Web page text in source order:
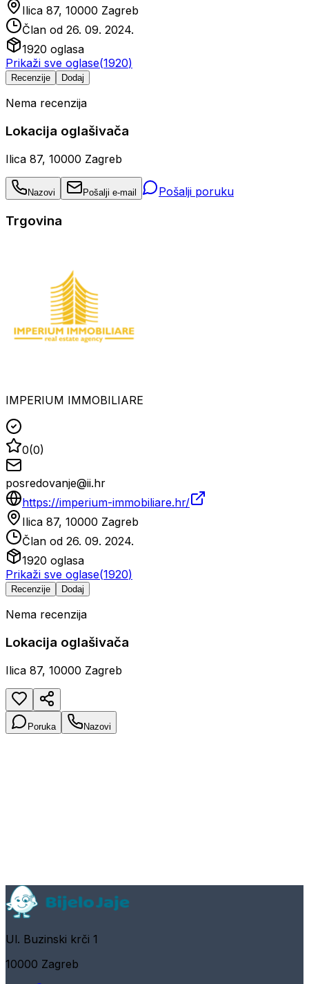
Ilica 87, 10000 Zagreb
Član od 26. 09. 2024.
1920 oglasa
Prikaži sve oglase(1920)
Recenzije Dodaj
Nema recenzija
Lokacija oglašivača
Ilica 87, 10000 Zagreb
Nazovi Pošalji e-mail Pošalji poruku
Trgovina
IMPERIUM IMMOBILIARE
0(0)
posredovanje@ii.hr
https://imperium-immobiliare.hr/
Ilica 87, 10000 Zagreb
Član od 26. 09. 2024.
1920 oglasa
Prikaži sve oglase(1920)
Recenzije Dodaj
Nema recenzija
Lokacija oglašivača
Ilica 87, 10000 Zagreb
Poruka Nazovi
Ul. Buzinski krči 1
10000 Zagreb